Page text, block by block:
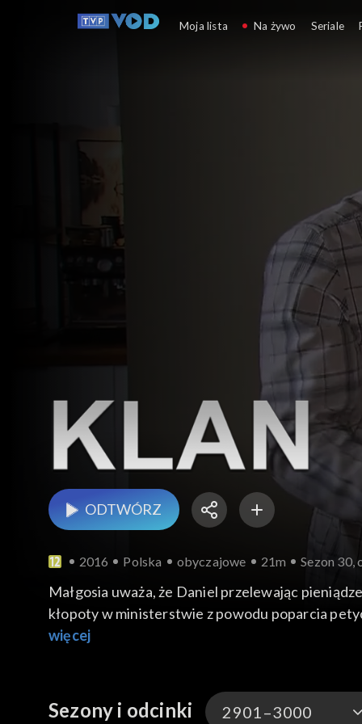
Klan
ODTWÓRZ
2016 Polska obyczajowe 21m Sezon 30,
Małgosia uważa, że Daniel przelewając
kłopoty w ministerstwie z powodu poparcia
rzeczywiście są źródła geotermalne.
więcej
Sezony i odcinki 2901–3000
Moja lista Na żywo Seriale